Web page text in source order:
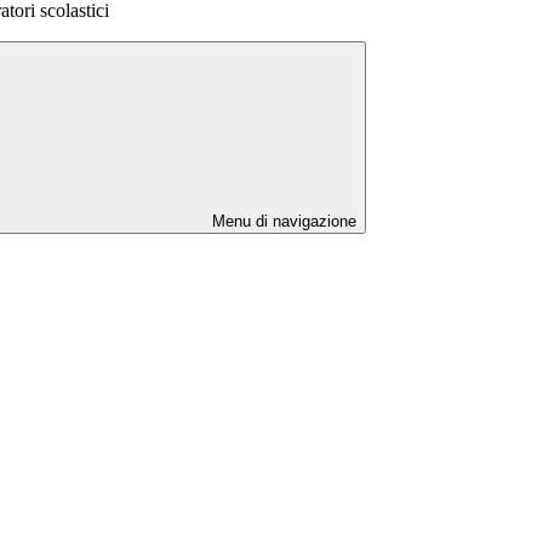
scolastici
Menu di navigazione